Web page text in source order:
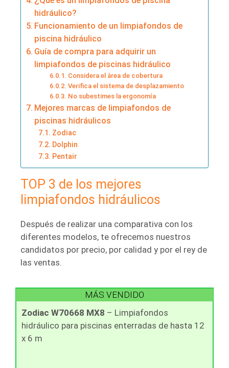
hidráulico?
Funcionamiento de un limpiafondos de
piscina hidráulico
Guía de compra para adquirir un
limpiafondos de piscinas hidráulico
Considera el área de cobertura
Verifica el sistema de desplazamiento
No subestimes la ergonomía
Mejores marcas de limpiafondos de
piscinas hidráulicos
Zodiac
Dolphin
Pentair
TOP 3 de los mejores
limpiafondos hidráulicos
Después de realizar una comparativa con los
diferentes modelos, te ofrecemos nuestros
candidatos por precio, por calidad y por el rey de
las ventas.
MÁS VENDIDO
Zodiac W70668 MX8 – Limpiafondos
hidráulico para piscinas enterradas de hasta 12
x 6 m